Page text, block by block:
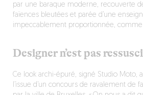
par une baraque moderne, recouverte
faïences bleutées et parée d’une
impeccablement proportionnée, comme
Designer n’est pas
Ce look archi-épuré, signé Studio Moto,
l’issue d’un concours de ravalement de